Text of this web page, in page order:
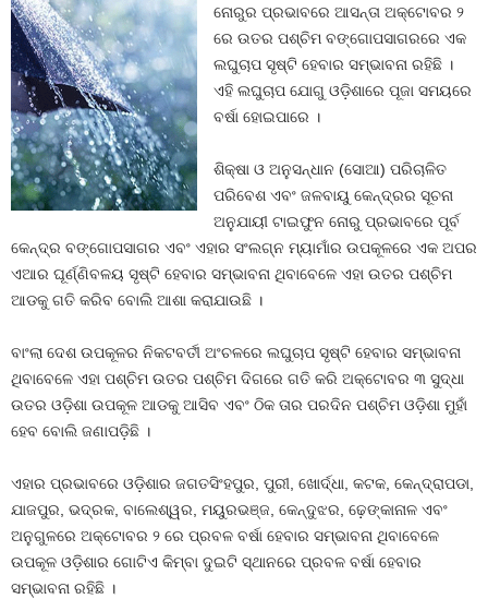
ନୋରୁର ପ୍ରଭାବରେ ଆସନ୍ତା ଅକ୍ଟୋବର ୨
ରେ ଉତର ପଶ୍ଚିମ ବଙ୍ଗୋପସାଗରରେ ଏକ
ଲଘୁଚାପ ସୃଷ୍ଟି ହେବାର ସମ୍ଭାବନା ରହିଛି ।
ଏହି ଲଘୁଚାପ ଯୋଗୁ ଓଡ଼ିଶାରେ ପୂଜା ସମୟରେ
ବର୍ଷା ହୋଇପାରେ ।
ଶିକ୍ଷା ଓ ଅନୁସନ୍ଧାନ (ସୋଆ) ପରିଚାଳିତ
ପରିବେଶ ଏବଂ ଜଳବାୟୁ କେନ୍ଦ୍ରର ସୂଚନା
ଅନୁଯାୟୀ ଟାଇଫୁନ ନୋରୁ ପ୍ରଭାବରେ ପୂର୍ବ
କେନ୍ଦ୍ର ବଙ୍ଗୋପସାଗର ଏବଂ ଏହାର ସଂଲଗ୍ନ ମ୍ୟାମାଁର ଉପକୂଳରେ ଏକ ଅପର
ଏଆର ଘୂର୍ଣ୍ଣିବଳୟ ସୃଷ୍ଟି ହେବାର ସମ୍ଭାବନା ଥିବାବେଳେ ଏହା ଉତର ପଶ୍ଚିମ
ଆଡକୁ ଗତି କରିବ ବୋଲି ଆଶା କରାଯାଉଛି ।
ବାଂଲା ଦେଶ ଉପକୂଳର ନିକଟବର୍ତୀ ଅଂଚଳରେ ଲଘୁଚାପ ସୃଷ୍ଟି ହେବାର ସମ୍ଭାବନା
ଥିବାବେଳେ ଏହା ପଶ୍ଚିମ ଉତର ପଶ୍ଚିମ ଦିଗରେ ଗତି କରି ଅକ୍ଟୋବର ୩ ସୁଦ୍ଧା
ଉତର ଓଡ଼ିଶା ଉପକୂଳ ଆଡକୁ ଆସିବ ଏବଂ ଠିକ ତାର ପରଦିନ ପଶ୍ଚିମ ଓଡ଼ିଶା ମୁହାଁ
ହେବ ବୋଲି ଜଣାପଡ଼ିଛି ।
ଏହାର ପ୍ରଭାବରେ ଓଡ଼ିଶାର ଜଗତସିଂହପୁର, ପୁରୀ, ଖୋର୍ଦ୍ଧା, କଟକ, କେନ୍ଦ୍ରାପଡା,
ଯାଜପୁର, ଭଦ୍ରକ, ବାଲେଶ୍ୱର, ମୟୁରଭଞ୍ଜ, କେନ୍ଦୁଝର, ଢ଼େଙ୍କାନାଳ ଏବଂ
ଅନୁଗୁଳରେ ଅକ୍ଟୋବର ୨ ରେ ପ୍ରବଳ ବର୍ଷା ହେବାର ସମ୍ଭାବନା ଥିବାବେଳେ
ଉପକୂଳ ଓଡ଼ିଶାର ଗୋଟିଏ କିମ୍ବା ଦୁଇଟି ସ୍ଥାନରେ ପ୍ରବଳ ବର୍ଷା ହେବାର
ସମ୍ଭାବନା ରହିଛି ।